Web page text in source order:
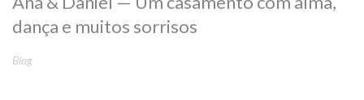
dança e muitos sorrisos
Blog